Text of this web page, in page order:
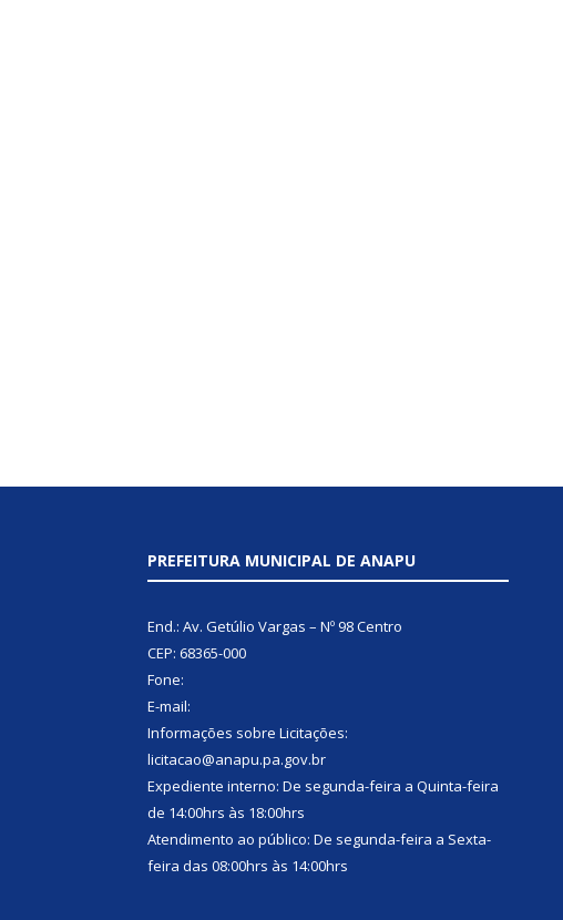
PREFEITURA MUNICIPAL DE ANAPU
End.: Av. Getúlio Vargas – Nº 98 Centro
CEP: 68365-000
Fone:
E-mail:
Informações sobre Licitações:
licitacao@anapu.pa.gov.br
Expediente interno: De segunda-feira a Quinta-feira
de 14:00hrs às 18:00hrs
Atendimento ao público: De segunda-feira a Sexta-
feira das 08:00hrs às 14:00hrs